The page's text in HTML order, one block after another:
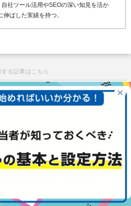
自社ツール活用やSEOの深い知見を活か
ばした実績を持つ。
する記事はこちら
け
SEOキーワード選定のやり方・手順
をわかりやすく解説